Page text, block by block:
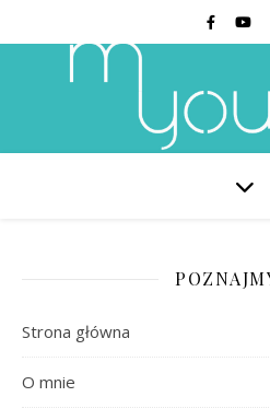
Strona główna
O mnie